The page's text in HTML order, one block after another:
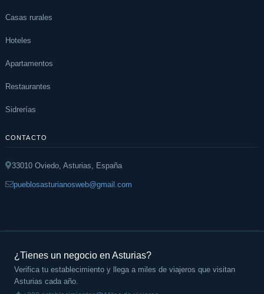
Casas rurales
Hoteles
Apartamentos
Restaurantes
Sidrerías
CONTACTO
33010 Oviedo, Asturias, España
pueblosasturianosweb@gmail.com
¿Tienes un negocio en Asturias?
Verifica tu establecimiento y llega a miles de viajeros que visitan
Asturias cada año.